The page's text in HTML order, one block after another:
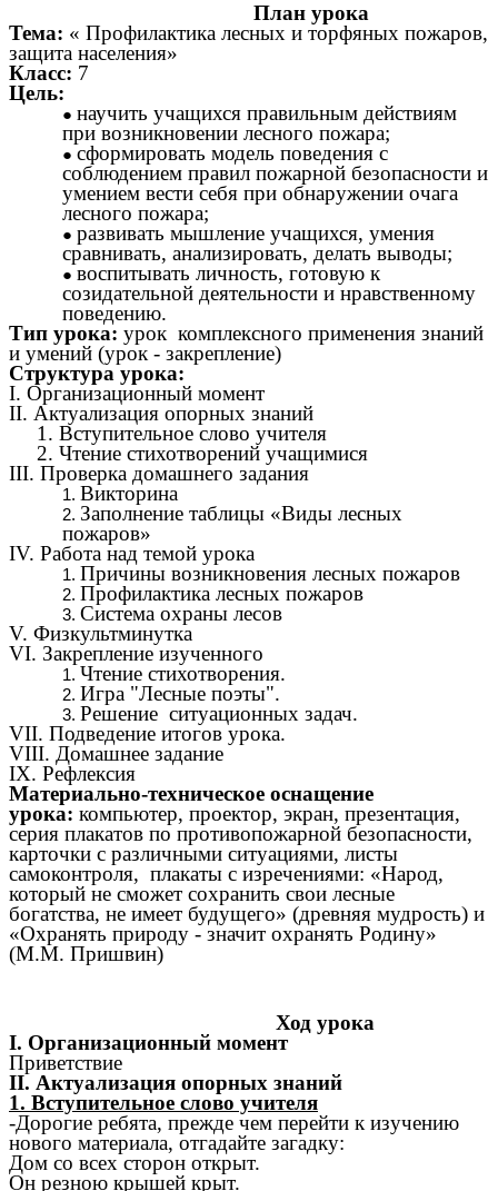
План урока
Тема: « Профилактика лесных и торфяных пожаров,
защита населения»
Класс: 7
Цель:
научить учащихся правильным действиям
при возникновении лесного пожара;
сформировать модель поведения с
соблюдением правил пожарной безопасности и
умением вести себя при обнаружении очага
лесного пожара;
развивать мышление учащихся, умения
сравнивать, анализировать, делать выводы;
воспитывать личность, готовую к
созидательной деятельности и нравственному
поведению.
Тип урока: урок комплексного применения знаний
и умений (урок - закрепление)
Структура урока:
I. Организационный момент
II. Актуализация опорных знаний
1. Вступительное слово учителя
2. Чтение стихотворений учащимися
III. Проверка домашнего задания
Викторина
Заполнение таблицы «Виды лесных
пожаров»
IV. Работа над темой урока
Причины возникновения лесных пожаров
Профилактика лесных пожаров
Система охраны лесов
V. Физкультминутка
VI. Закрепление изученного
Чтение стихотворения.
Игра "Лесные поэты".
Решение ситуационных задач.
VII. Подведение итогов урока.
VIII. Домашнее задание
IX. Рефлексия
Материально-техническое оснащение
урока: компьютер, проектор, экран, презентация,
серия плакатов по противопожарной безопасности,
карточки с различными ситуациями, листы
самоконтроля, плакаты с изречениями: «Народ,
который не сможет сохранить свои лесные
богатства, не имеет будущего» (древняя мудрость) и
«Охранять природу - значит охранять Родину»
(М.М. Пришвин)
Ход урока
I. Организационный момент
Приветствие
II. Актуализация опорных знаний
1. Вступительное слово учителя
-Дорогие ребята, прежде чем перейти к изучению
нового материала, отгадайте загадку:
Дом со всех сторон открыт.
Он резною крышей крыт.